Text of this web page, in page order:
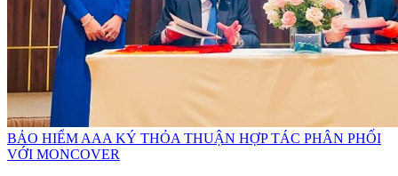
BẢO HIỂM AAA KÝ THỎA THUẬN HỢP TÁC PHÂN PHỐI
VỚI MONCOVER